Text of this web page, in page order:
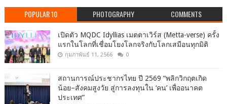
POPULAR 10 PHOTOGRAPHY COMMENTS
เปิดตัว MQDC Idyllias เมตตาเวิร์ส (Metta-verse) ครั้ง
แรกในโลกที่เชื่อมโยงโลกจริงกับโลกเสมือนทุกมิติ
กุมภาพันธ์ 11, 2566 0
สถานการณ์ประชากรไทย ปี 2569 “พลิกวิกฤตเกิด
น้อย–สังคมสูงวัย สู่การลงทุนใน ‘คน’ เพื่ออนาคต
ประเทศ”